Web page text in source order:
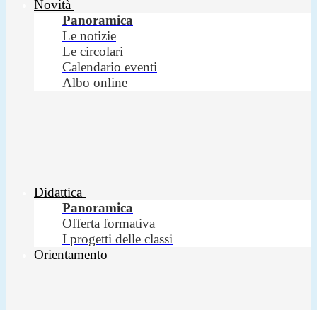
Novità
Panoramica
Le notizie
Le circolari
Calendario eventi
Albo online
Didattica
Panoramica
Offerta formativa
I progetti delle classi
Orientamento